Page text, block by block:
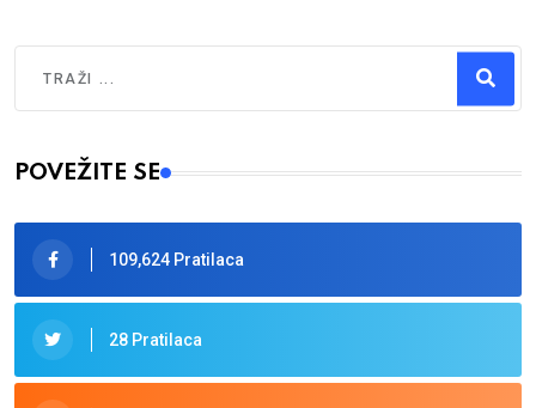
Type 2 or more characters for results.
POVEŽITE SE
109,624 Pratilaca
28 Pratilaca